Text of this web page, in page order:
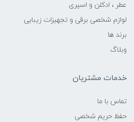
عطر ، ادکلن و اسپری
لوازم شخصی برقی و تجهیزات زیبایی
برند ها
وبلاگ
خدمات مشتریان
تماس با ما
حفظ حریم شخصی